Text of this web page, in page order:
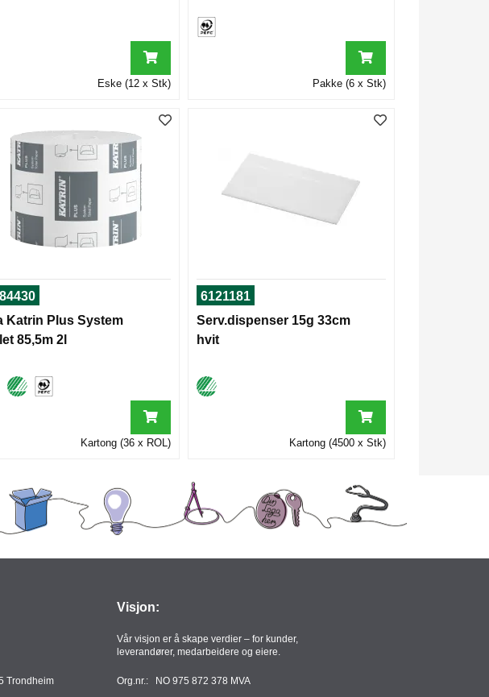
Eske (12 x Stk) Pakke (6 x Stk)
Katrin Plus System
85,5m 2l
Kartong (36 x ROL)
6121181
Serv.dispenser 15g 33cm
hvit
Kartong (4500 x Stk)
Trondheim
Visjon:
Vår visjon er å skape verdier – for kunder,
leverandører, medarbeidere og eiere.
Org.nr.: NO 975 872 378 MVA